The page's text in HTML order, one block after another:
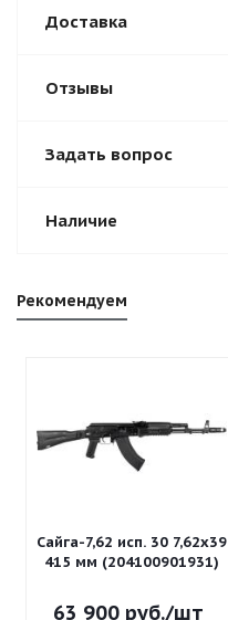
Доставка
Отзывы
Задать вопрос
Наличие
Рекомендуем
Сайга-7,62 исп. 30 7,62x39
415 мм (204100901931)
63 900руб./шт